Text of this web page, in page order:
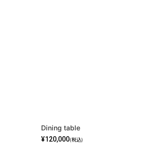
Dining table
¥120,000(税込)